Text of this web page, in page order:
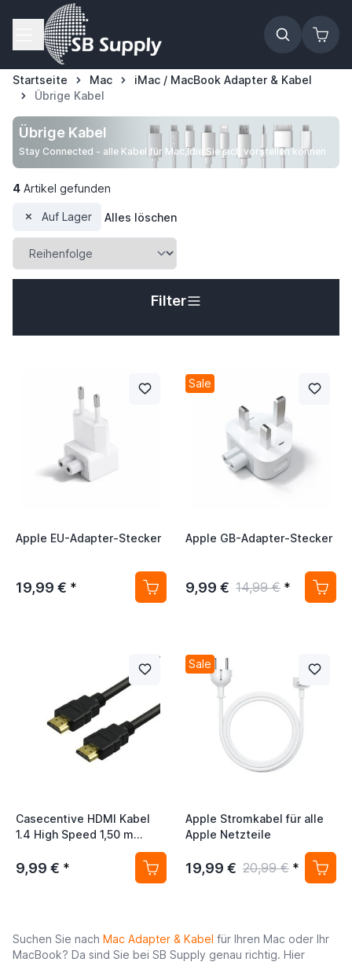
Zum Inhalt springen
Startseite Mac
iMac / MacBook Adapter & Kabel
Übrige Kabel
Übrige Kabel
Stay Connected - alle Kabel für Mac, die Sie sich vorstellen können
4 Artikel gefunden
Auf Lager Alles löschen
Filter
Apple EU-Adapter-Stecker
19,99 € *
Sale
Apple GB-Adapter-Stecker
9,99 € 14,99 € *
Casecentive HDMI Kabel
1.4 High Speed 1,50 m
9,99 € *
Sale
Apple Stromkabel für alle
Apple Netzteile
19,99 € 20,99 € *
Suchen Sie nach Mac Adapter & Kabel für Ihren Mac oder Ihr
MacBook? Da sind Sie bei SB Supply genau richtig. Hier